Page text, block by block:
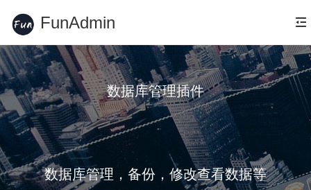
FunAdmin
数据库管理插件
数据库管理，备份，修改查看数据等